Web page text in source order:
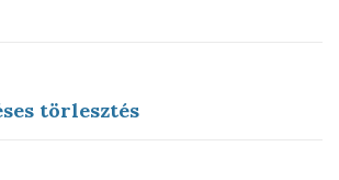
törlesztés